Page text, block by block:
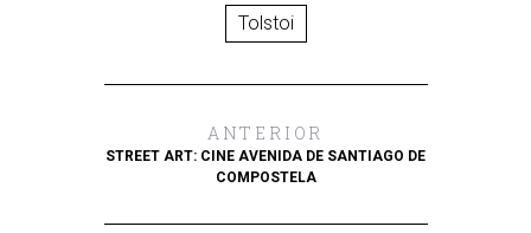
Tolstoi
ANTERIOR
STREET ART: CINE AVENIDA DE SANTIAGO DE
COMPOSTELA